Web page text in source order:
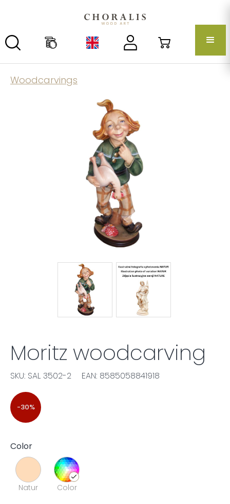
Woodcarvings
Moritz woodcarving
SKU: SAL 3502-2 EAN: 8585058841918
-30%
Color
Natur Color